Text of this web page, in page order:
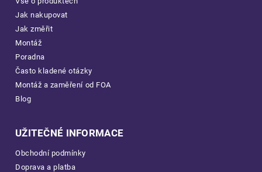
Jak nakupovat
Jak změřit
Montáž
Poradna
Často kladené otázky
Montáž a zaměření od FOA
Blog
UŽITEČNÉ INFORMACE
Obchodní podmínky
Doprava a platba